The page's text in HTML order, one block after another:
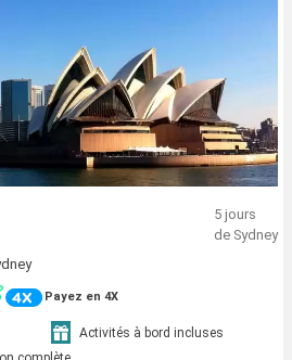
5 jours
de Sydney
Payez en 4X
Activités à bord incluses